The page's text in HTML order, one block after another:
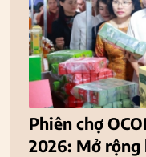
Phiên chợ
2026: Mở rộng